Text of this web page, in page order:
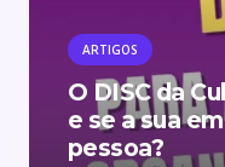
ARTIGOS
O DISC da
e se a sua
pessoa?